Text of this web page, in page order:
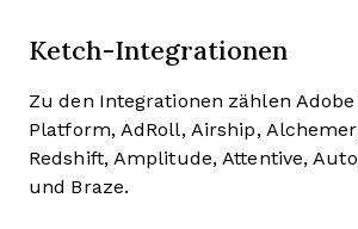
Ketch-Integrationen
Zu den Integrationen zählen
Platform, AdRoll, Airship,
Redshift, Amplitude, Attentive,
und Braze.